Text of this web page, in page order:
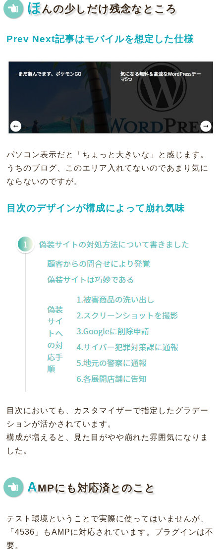
ほんの少しだけ残念なところ
Prev Next記事はモバイルを想定した仕様
パソコン表示だと「ちょっと大きいな」と感じます。
うちのブログ、このエリア入れてないのであまり気に
ならないのですが。
目次のデザインが構成によって崩れ気味
目次においても、カスタマイザーで指定したグラデー
ションが活かされています。
構成が増えると、見た目がやや崩れた雰囲気になりま
した。
AMPにも対応済とのこと
テスト環境ということで実際に使ってはいませんが、
「4536」もAMPに対応されています。プラグインは不
要。